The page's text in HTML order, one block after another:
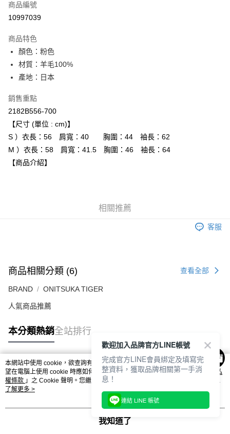
超商取貨付款
Apple Pay
ATM付款
運送方式
全家取貨付款
每筆NT$80，滿NT$6,000(含以上)免運費
付款後全家取貨
付款後7-11取貨
每筆NT$80，滿NT$6,000(含以上)免運費
宅配
商品編號
10997039
商品特色
顏色：粉色
材質：羊毛100%
產地：日本
銷售重點
2182B556-700
【尺寸 (單位 : cm)】
S ）衣長：56 肩寬：40 胸圍：44 袖長：62
M ）衣長：58 肩寬：41.5 胸圍：46 袖長：64
【商品介紹】
相關推薦
客服
商品相關分類 (6) 查看全部
BRAND ONITSUKA TIGER
人氣商品推薦
本分類熱銷全站排行
熱門標籤
本網站中使用 cookie，欲查詢有關本網站使用 cookie 方式之詳情，及若您不希
望在電腦上使用 cookie 時應如何變更電腦的 cookie 設定，請參閱本網站「
隱私
權條款 」之 Cookie 聲明。您繼續使用本網站即表示您同意本公司得按本網站使
用條款之 Cookie 聲明使用 cookie。
了解更多 >
我知道了
歡迎加入品牌官方LINE帳號
完成官方LINE會員綁定及填寫完
整資料，獲取品牌相關第一手消
息！
連結 LINE 帳號